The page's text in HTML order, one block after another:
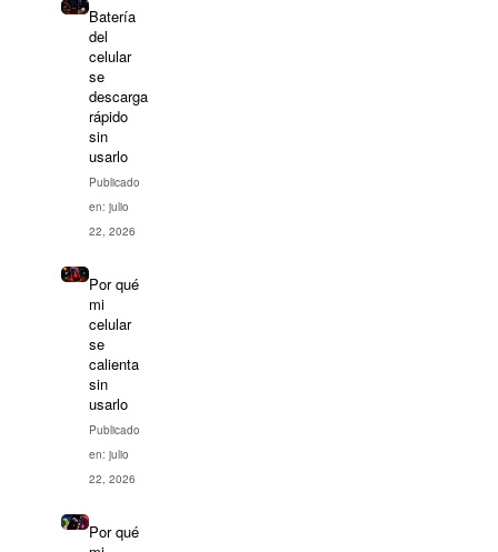
Batería
del
celular
se
descarga
rápido
sin
usarlo
Publicado
en: julio
22, 2026
Por qué
mi
celular
se
calienta
sin
usarlo
Publicado
en: julio
22, 2026
Por qué